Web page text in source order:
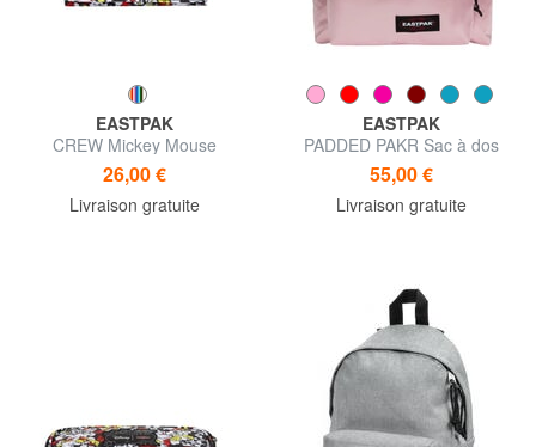
EASTPAK
CREW Mickey Mouse
Portefeuille édition spéciale
26,00 €
Livraison gratuite
EASTPAK
PADDED PAKR Sac à dos
55,00 €
Livraison gratuite